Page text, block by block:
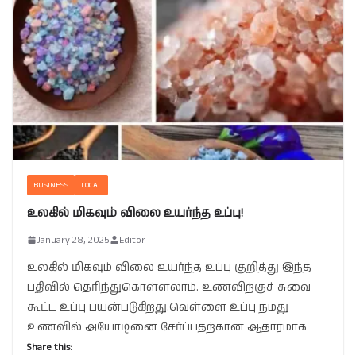
BUSINESS LOCAL
உலகில் மிகவும் விலை உயர்ந்த உப்பு!
January 28, 2025 Editor
உலகில் மிகவும் விலை உயர்ந்த உப்பு குறித்து இந்த
பதிவில் தெரிந்துகொள்ளலாம். உணவிற்குச் சுவை
கூட்ட உப்பு பயன்படுகிறது.வெள்ளை உப்பு நமது
உணவில் அயோடினை சேர்ப்பதற்கான ஆதாரமாக
Share this: